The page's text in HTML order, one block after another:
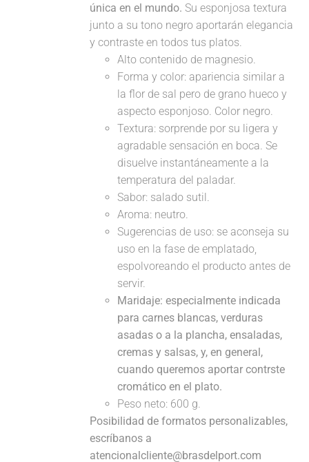
única en el mundo. Su esponjosa textura
junto a su tono negro aportarán elegancia
y contraste en todos tus platos.
Alto contenido de magnesio.
Forma y color: apariencia similar a
la flor de sal pero de grano hueco y
aspecto esponjoso. Color negro.
Textura: sorprende por su ligera y
agradable sensación en boca. Se
disuelve instantáneamente a la
temperatura del paladar.
Sabor: salado sutil.
Aroma: neutro.
Sugerencias de uso: se aconseja su
uso en la fase de emplatado,
espolvoreando el producto antes de
servir.
Maridaje: especialmente indicada
para carnes blancas, verduras
asadas o a la plancha, ensaladas,
cremas y salsas, y, en general,
cuando queremos aportar contrste
cromático en el plato.
Peso neto: 600 g.
Posibilidad de formatos personalizables,
escríbanos a
atencionalcliente@brasdelport.com